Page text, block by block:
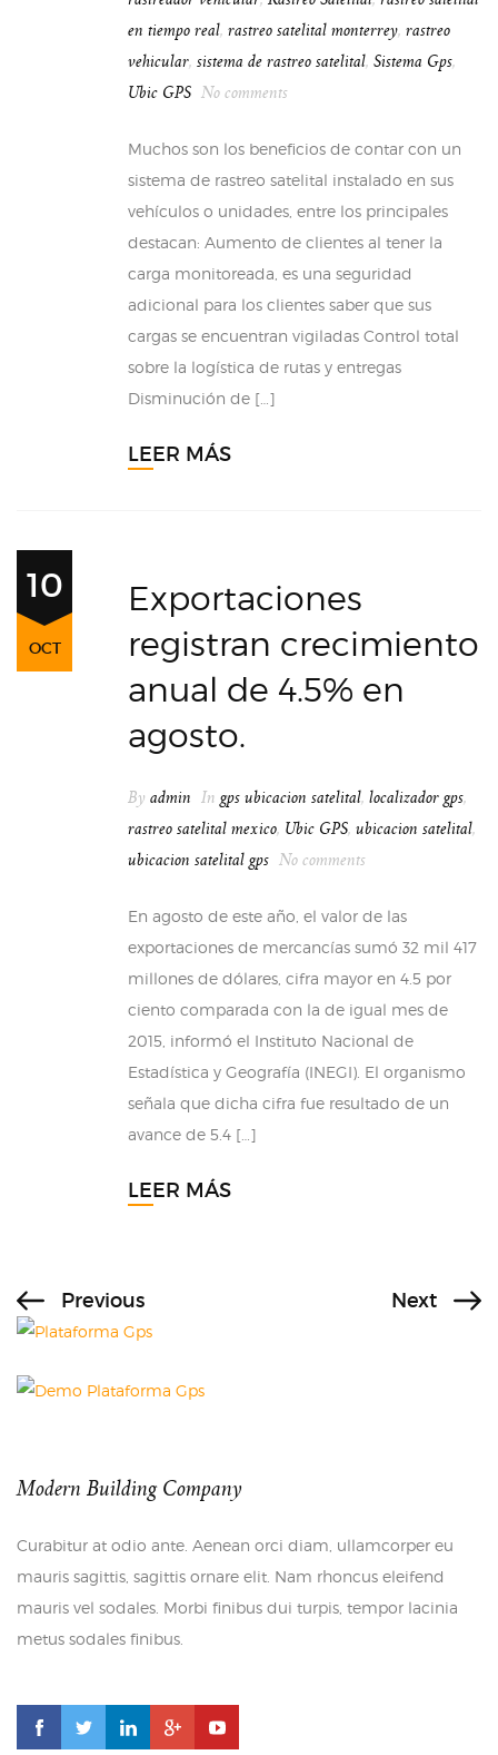
en tiempo real, rastreo satelital monterrey, rastreo
vehicular, sistema de rastreo satelital, Sistema Gps,
Ubic GPS No comments
Muchos son los beneficios de contar con un
sistema de rastreo satelital instalado en sus
vehículos o unidades, entre los principales
destacan: Aumento de clientes al tener la
carga monitoreada, es una seguridad
adicional para los clientes saber que sus
cargas se encuentran vigiladas Control total
sobre la logística de rutas y entregas
Disminución de […]
LEER MÁS
10
OCT
Exportaciones
registran crecimiento
anual de 4.5% en
agosto.
By admin In gps ubicacion satelital, localizador gps,
rastreo satelital mexico, Ubic GPS, ubicacion satelital,
ubicacion satelital gps No comments
En agosto de este año, el valor de las
exportaciones de mercancías sumó 32 mil 417
millones de dólares, cifra mayor en 4.5 por
ciento comparada con la de igual mes de
2015, informó el Instituto Nacional de
Estadística y Geografía (INEGI). El organismo
señala que dicha cifra fue resultado de un
avance de 5.4 […]
LEER MÁS
Previous Next
Modern Building Company
Curabitur at odio ante. Aenean orci diam, ullamcorper eu
mauris sagittis, sagittis ornare elit. Nam rhoncus eleifend
mauris vel sodales. Morbi finibus dui turpis, tempor lacinia
metus sodales finibus.